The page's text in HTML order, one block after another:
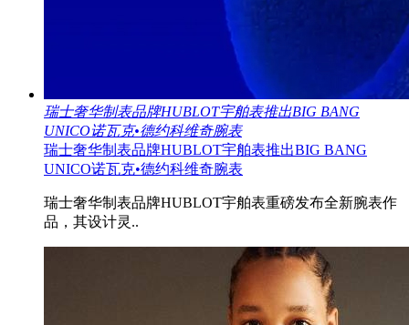
瑞士奢华制表品牌HUBLOT宇舶表推出BIG BANG
UNICO诺瓦克•德约科维奇腕表
瑞士奢华制表品牌HUBLOT宇舶表推出BIG BANG
UNICO诺瓦克•德约科维奇腕表
瑞士奢华制表品牌HUBLOT宇舶表重磅发布全新腕表作
品，其设计灵..